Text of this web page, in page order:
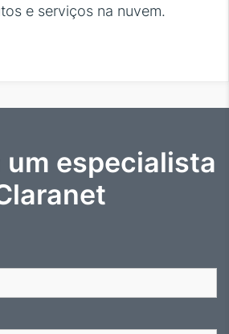
e serviços na nuvem.
um especialista